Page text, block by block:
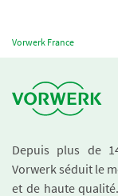
Vorwerk France
Depuis plus de
Vorwerk séduit le
et de haute